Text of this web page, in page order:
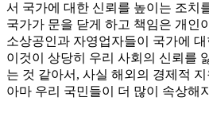
서 국가에 대한 신뢰를 높이는 조치
국가가 문을 닫게 하고 책임은 개인
소상공인과 자영업자들이 국가에
이것이 상당히 우리 사회의 신뢰를
는 것 같아서 , 사실 해외의 경제적
아마 우리 국민들이 더 많이 속상해